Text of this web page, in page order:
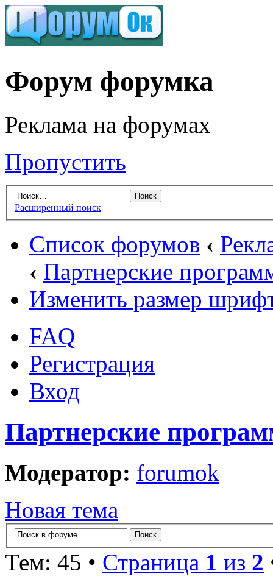
Форум форумка
Реклама на форумах
Пропустить
Расширенный поиск
Список форумов ‹
‹ Партнерские
Изменить размер
FAQ
Регистрация
Вход
Партнерские
Модератор: forumok
Новая тема
Тем: 45 • Страница 1 из 2